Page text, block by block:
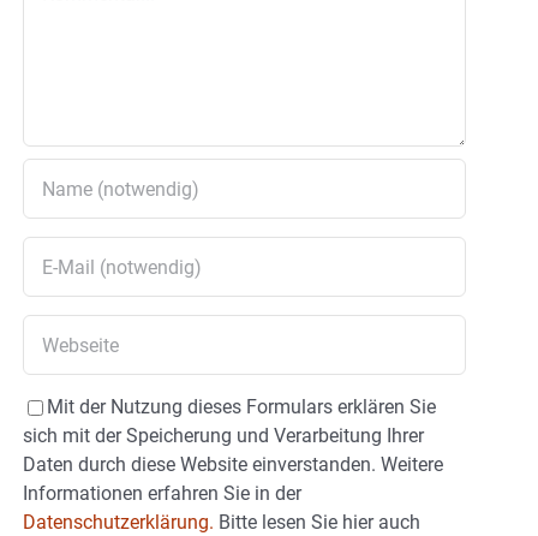
Mit der Nutzung dieses Formulars erklären Sie
sich mit der Speicherung und Verarbeitung Ihrer
Daten durch diese Website einverstanden. Weitere
Informationen erfahren Sie in der
Datenschutzerklärung. Bitte lesen Sie hier auch